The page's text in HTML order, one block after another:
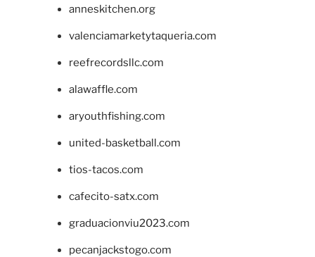
anneskitchen.org
valenciamarketytaqueria.com
reefrecordsllc.com
alawaffle.com
aryouthfishing.com
united-basketball.com
tios-tacos.com
cafecito-satx.com
graduacionviu2023.com
pecanjackstogo.com